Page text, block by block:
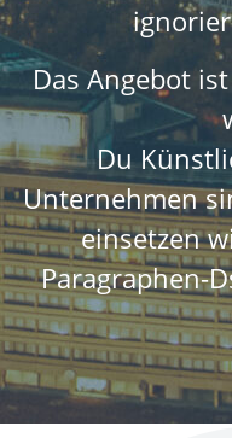
Das Angebot
Du
Unternehmen
einsetzen
Paragraphen-